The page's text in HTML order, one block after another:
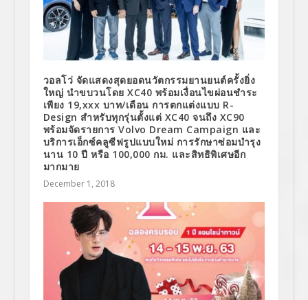
วอลโว่ จัดแสดงสุดยอดนวัตกรรมยานยนต์ครั้งยิ่ง
ใหญ่ นำขบวนโดย XC40 พร้อมเงื่อนไขผ่อนชำระ
เพียง 19,xxx บาท/เดือน การตกแต่งแบบ R-
Design สำหรับทุกรุ่นตั้งแต่ XC40 จนถึง XC90
พร้อมจัดรายการ Volvo Dream Campaign และ
บริการเอ็กซ์คลูซีฟรูปแบบใหม่ การรักษาซ่อมบำรุง
นาน 10 ปี หรือ 100,000 กม. และสิทธิพิเศษอีก
มากมาย
December 1, 2018